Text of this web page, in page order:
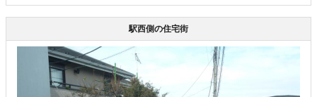
駅西側の住宅街